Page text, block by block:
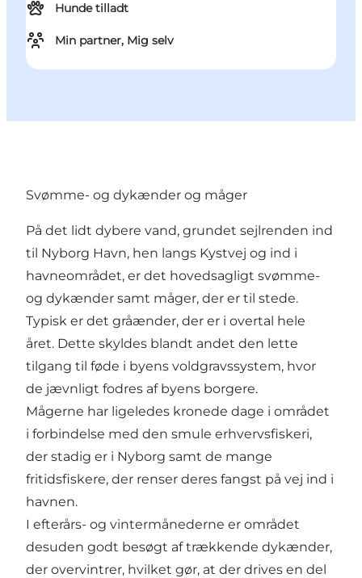
Hunde tilladt
Min partner, Mig selv
Svømme- og dykænder og måger
På det lidt dybere vand, grundet sejlrenden ind
til Nyborg Havn, hen langs Kystvej og ind i
havneområdet, er det hovedsagligt svømme-
og dykænder samt måger, der er til stede.
Typisk er det gråænder, der er i overtal hele
året. Dette skyldes blandt andet den lette
tilgang til føde i byens voldgravssystem, hvor
de jævnligt fodres af byens borgere.
Mågerne har ligeledes kronede dage i området
i forbindelse med den smule erhvervsfiskeri,
der stadig er i Nyborg samt de mange
fritidsfiskere, der renser deres fangst på vej ind i
havnen.
I efterårs- og vintermånederne er området
desuden godt besøgt af trækkende dykænder,
der overvintrer, hvilket gør, at der drives en del